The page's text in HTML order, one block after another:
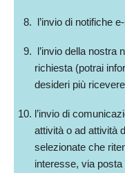
l’invio di notifiche
l’invio della nostra
richiesta (potrai
desideri più
l’invio di
attività o ad attività
selezionate che
interesse, via